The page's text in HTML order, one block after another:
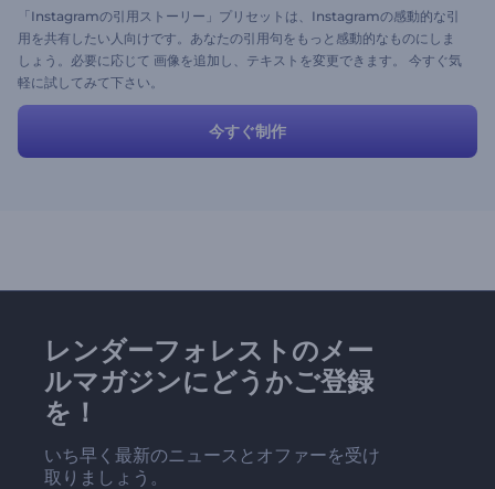
「Instagramの引用ストーリー」プリセットは、Instagramの感動的な引
用を共有したい人向けです。あなたの引用句をもっと感動的なものにしま
しょう。必要に応じて 画像を追加し、テキストを変更できます。 今すぐ気
軽に試してみて下さい。
今すぐ制作
レンダーフォレストのメー
ルマガジンにどうかご登録
を！
いち早く最新のニュースとオファーを受け
取りましょう。